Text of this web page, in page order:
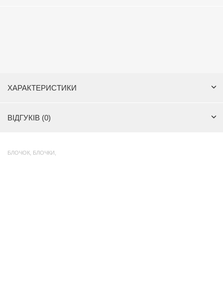
ХАРАКТЕРИСТИКИ
ВІДГУКІВ (0)
БЛОЧОК БЛОЧКИ